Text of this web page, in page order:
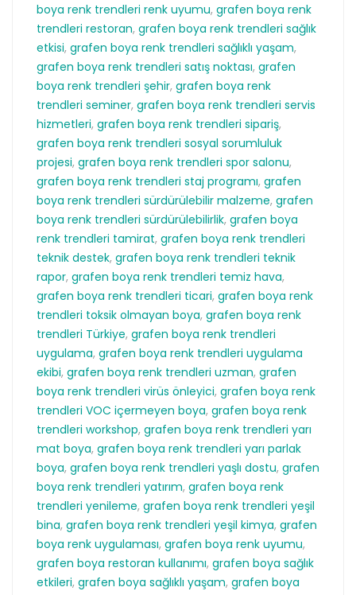
boya renk trendleri renk uyumu, grafen boya renk
trendleri restoran, grafen boya renk trendleri sağlık
etkisi, grafen boya renk trendleri sağlıklı yaşam,
grafen boya renk trendleri satış noktası, grafen
boya renk trendleri şehir, grafen boya renk
trendleri seminer, grafen boya renk trendleri servis
hizmetleri, grafen boya renk trendleri sipariş,
grafen boya renk trendleri sosyal sorumluluk
projesi, grafen boya renk trendleri spor salonu,
grafen boya renk trendleri staj programı, grafen
boya renk trendleri sürdürülebilir malzeme, grafen
boya renk trendleri sürdürülebilirlik, grafen boya
renk trendleri tamirat, grafen boya renk trendleri
teknik destek, grafen boya renk trendleri teknik
rapor, grafen boya renk trendleri temiz hava,
grafen boya renk trendleri ticari, grafen boya renk
trendleri toksik olmayan boya, grafen boya renk
trendleri Türkiye, grafen boya renk trendleri
uygulama, grafen boya renk trendleri uygulama
ekibi, grafen boya renk trendleri uzman, grafen
boya renk trendleri virüs önleyici, grafen boya renk
trendleri VOC içermeyen boya, grafen boya renk
trendleri workshop, grafen boya renk trendleri yarı
mat boya, grafen boya renk trendleri yarı parlak
boya, grafen boya renk trendleri yaşlı dostu, grafen
boya renk trendleri yatırım, grafen boya renk
trendleri yenileme, grafen boya renk trendleri yeşil
bina, grafen boya renk trendleri yeşil kimya, grafen
boya renk uygulaması, grafen boya renk uyumu,
grafen boya restoran kullanımı, grafen boya sağlık
etkileri, grafen boya sağlıklı yaşam, grafen boya